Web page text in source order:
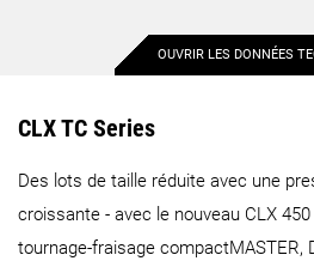
Longueur maximale de la
pièce à usiner
1 100 mm
77 mm
OUVRIR LES DONNÉES
CLX TC Series
Des lots de taille réduite avec une
croissante - avec le nouveau CLX
tournage-fraisage compactMASTER,